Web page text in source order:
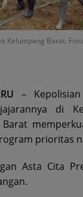
Kelumpang Barat.
–
di
Barat
prioritas
Asta Cita